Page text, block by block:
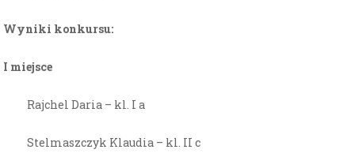
Wyniki konkursu:
I miejsce
Rajchel Daria – kl. I a
Stelmaszczyk Klaudia – kl. II c